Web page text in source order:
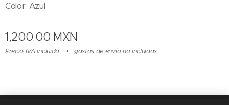
Color: Azul
1,200.00 MXN
Precio IVA incluido gastos de envío no incluidos